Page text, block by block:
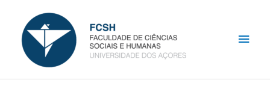
content